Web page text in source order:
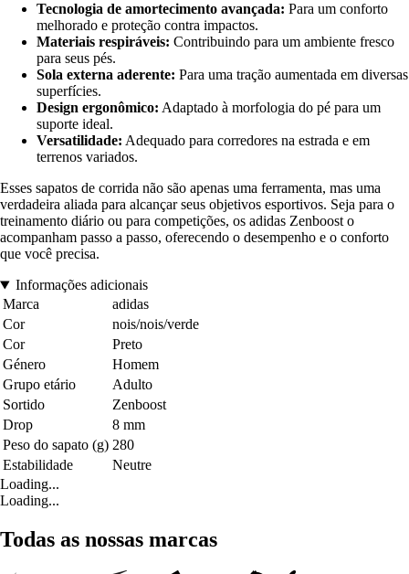
Tecnologia de amortecimento avançada: Para um conforto
melhorado e proteção contra impactos.
Materiais respiráveis: Contribuindo para um ambiente fresco
para seus pés.
Sola externa aderente: Para uma tração aumentada em diversas
superfícies.
Design ergonômico: Adaptado à morfologia do pé para um
suporte ideal.
Versatilidade: Adequado para corredores na estrada e em
terrenos variados.
Esses sapatos de corrida não são apenas uma ferramenta, mas uma
verdadeira aliada para alcançar seus objetivos esportivos. Seja para o
treinamento diário ou para competições, os adidas Zenboost o
acompanham passo a passo, oferecendo o desempenho e o conforto
que você precisa.
Informações adicionais
Marca
adidas
Cor
nois/nois/verde
Cor
Preto
Género
Homem
Grupo etário
Adulto
Sortido
Zenboost
Drop
8 mm
Peso do sapato (g) 280
Estabilidade
Neutre
Loading...
Loading...
Todas as nossas marcas